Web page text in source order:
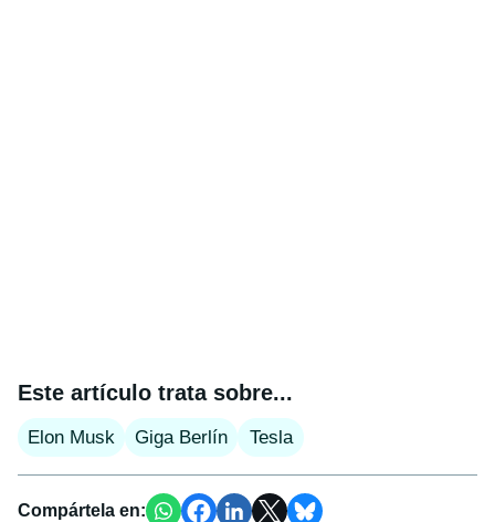
Este artículo trata sobre...
Elon Musk Giga Berlín Tesla
Compártela en: